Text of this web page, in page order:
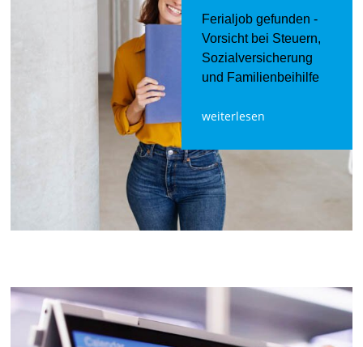
Ferialjob gefunden -
Vorsicht bei Steuern,
Sozialversicherung
und Familienbeihilfe
weiterlesen